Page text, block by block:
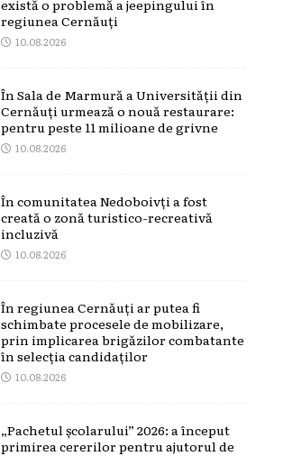
există o problemă a jeepingului în
regiunea Cernăuți
10.08.2026
În Sala de Marmură a Universității din
Cernăuți urmează o nouă restaurare:
pentru peste 11 milioane de grivne
10.08.2026
În comunitatea Nedoboivți a fost
creată o zonă turistico-recreativă
incluzivă
10.08.2026
În regiunea Cernăuți ar putea fi
schimbate procesele de mobilizare,
prin implicarea brigăzilor combatante
în selecția candidaților
10.08.2026
„Pachetul școlarului” 2026: a început
primirea cererilor pentru ajutorul de